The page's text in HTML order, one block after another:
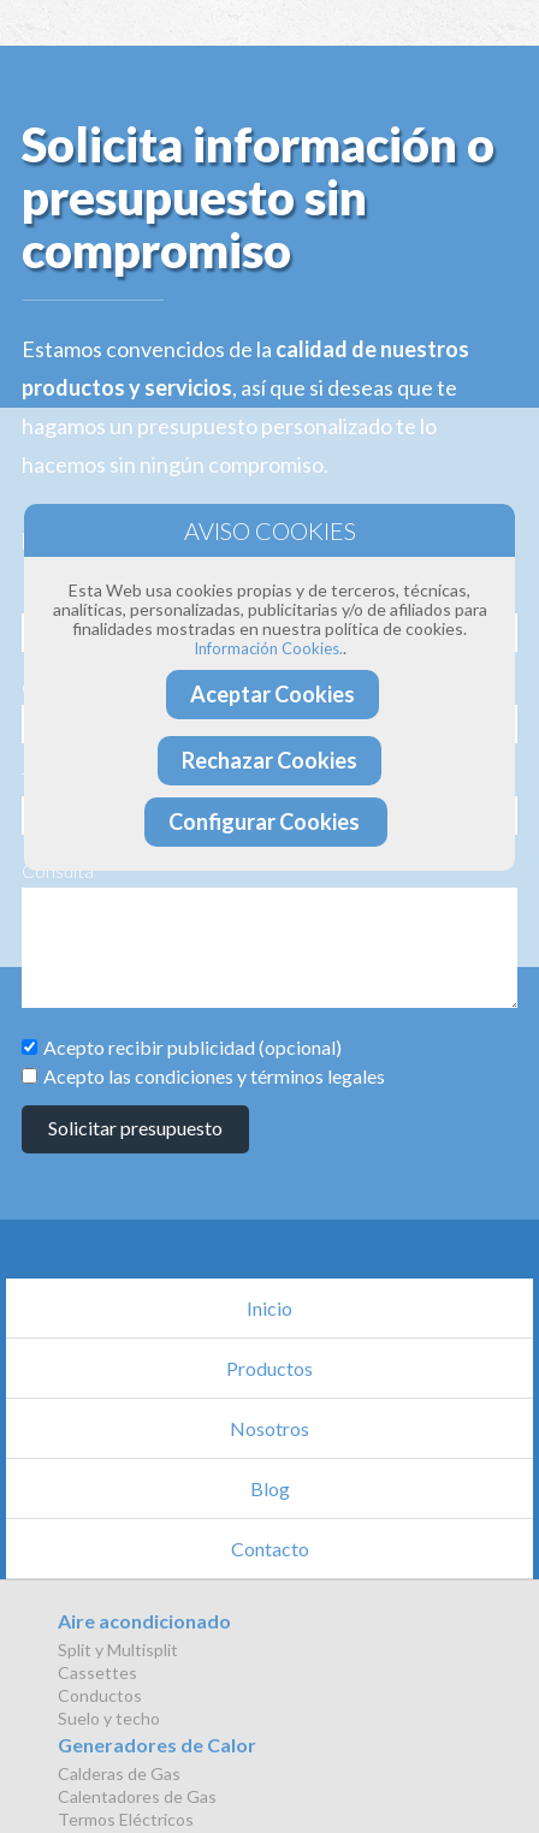
Solicita información o
presupuesto sin
compromiso
Estamos convencidos de la calidad de nuestros
productos y servicios, así que si deseas que te
hagamos un presupuesto personalizado te lo
hacemos sin ningún compromiso.
Profesionalidad · Experiencia · Efectividad
Nombre
Correo electrónico
Teléfono
Consulta
Acepto recibir publicidad (opcional)
Acepto las condiciones y términos legales
Solicitar presupuesto
Inicio
Productos
Nosotros
Blog
Contacto
Aire acondicionado
Split y Multisplit
Cassettes
Conductos
Suelo y techo
Generadores de Calor
Calderas de Gas
Calentadores de Gas
Termos Eléctricos
Esta Web usa cookies propias y de terceros, técnicas,
analíticas, personalizadas, publicitarias y/o de afiliados para
finalidades mostradas en nuestra política de cookies.
Información Cookies..
Aceptar Cookies
Rechazar Cookies
Configurar Cookies